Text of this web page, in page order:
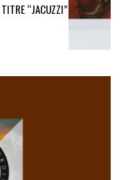
TITRE “JACUZZI”